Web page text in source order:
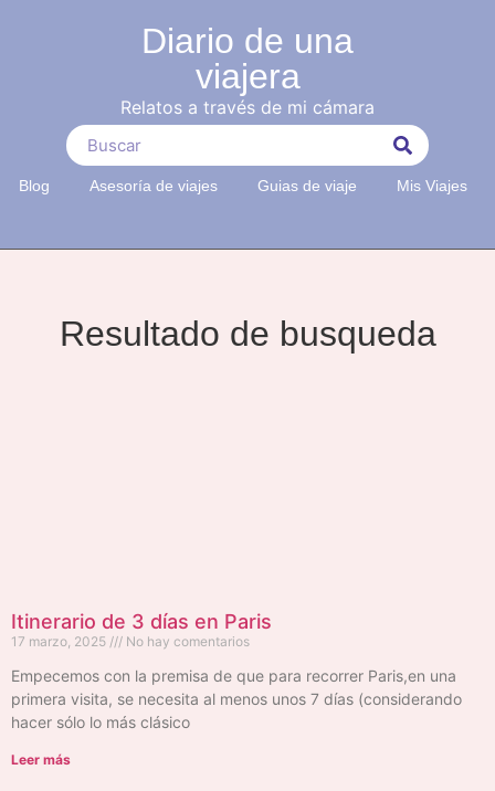
Diario de una
viajera
Relatos a través de mi cámara
Blog Asesoría de viajes Guias de viaje Mis Viajes
Resultado de busqueda
Itinerario de 3 días en Paris
17 marzo, 2025 No hay comentarios
Empecemos con la premisa de que para recorrer Paris,en una
primera visita, se necesita al menos unos 7 días (considerando
hacer sólo lo más clásico
Leer más